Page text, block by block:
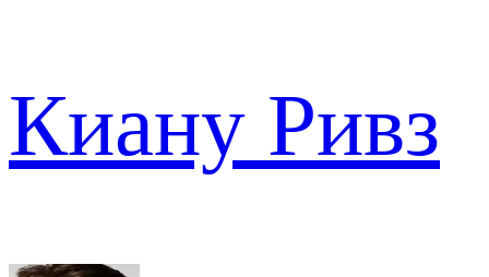
Киану Ривз